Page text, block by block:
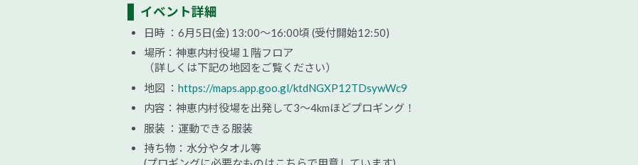
イベント詳細
日時 ：6月5日(金) 13:00～16:00頃 (受付開始12:50)
場所：神恵内村役場１階フロア
（詳しくは下記の地図をご覧ください）
地図 ： https://maps.app.goo.gl/ktdNGXP12TDsywWc9
内容：神恵内村役場を出発して3〜4kmほどプロギング！
服装 ：運動できる服装
持ち物：水分やタオル等